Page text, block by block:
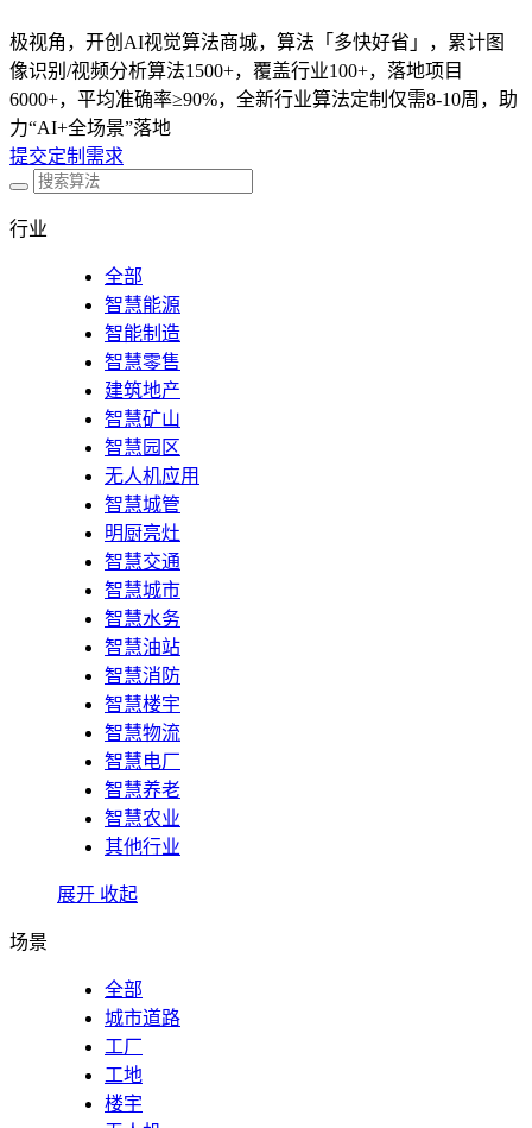
极视角，开创AI视觉算法商城，算法「多快好省」，累计图
像识别/视频分析算法1500+，覆盖行业100+，落地项目
6000+，平均准确率≥90%，全新行业算法定制仅需8-10周，助
力“AI+全场景”落地
提交定制需求
行业
全部
智慧能源
智能制造
智慧零售
建筑地产
智慧矿山
智慧园区
无人机应用
智慧城管
明厨亮灶
智慧交通
智慧城市
智慧水务
智慧油站
智慧消防
智慧楼宇
智慧物流
智慧电厂
智慧养老
智慧农业
其他行业
展开 收起
场景
全部
城市道路
工厂
工地
楼宇